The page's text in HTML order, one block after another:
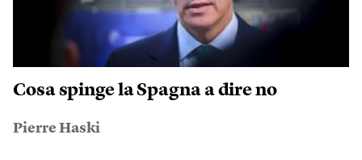
Cosa spinge la Spagna a dire no
Pierre Haski